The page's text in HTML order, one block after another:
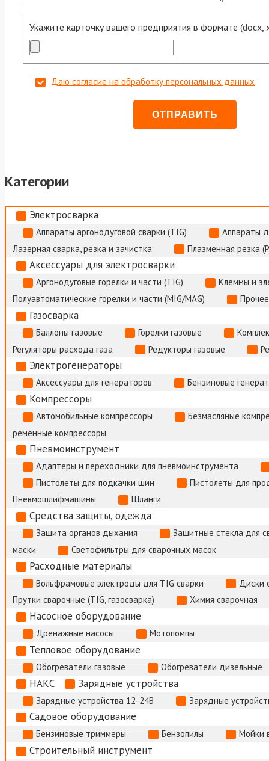
Укажите карточку вашего предприятия в формате (docx,
Даю согласие на обработку персональных данных
Категории
Электросварка
Аппараты аргонодуговой сварки (TIG)
Аппараты
Лазерная сварка, резка и зачистка
Плазменная резка
Аксессуары для электросварки
Аргонодуговые горелки и части (TIG)
Клеммы и
Полуавтоматические горелки и части (MIG/MAG)
Газосварка
Баллоны газовые Горелки газовые
Регуляторы расхода газа
Редукторы газовые
Электрогенераторы
Аксессуары для генераторов Бензиновые
Компрессоры
Автомобильные компрессоры
Безмасляные
ременные компрессоры
Пневмоинструмент
Адаптеры и переходники для пневмоинструмента
Пистолеты для подкачки шин
Пистолеты для
Пневмошлифмашины
Шланги
Средства защиты, одежда
Защита органов дыхания
Защитные стекла для
маски
Светофильтры для сварочных масок
Расходные материалы
Вольфрамовые электроды для TIG сварки
Диски
Прутки сварочные (TIG, газосварка)
Химия сварочная
Насосное оборудование
Дренажные насосы Мотопомпы
Тепловое оборудование
Обогреватели газовые Обогреватели дизельные
НАКС Зарядные устройства
Зарядные устройства 12-24В Зарядные
Садовое оборудование
Бензиновые триммеры Бензопилы Мойки
Строительный инструмент